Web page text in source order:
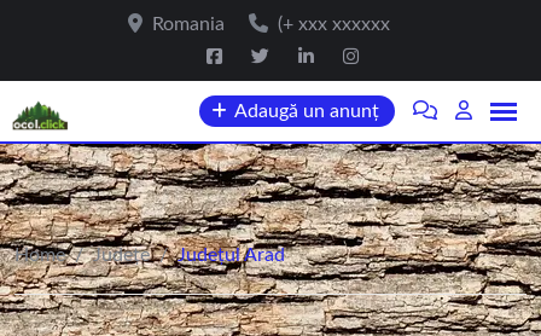
Romania (+ xxx xxxxxx
Adaugă un anunț
Home / Județe / Județul Arad